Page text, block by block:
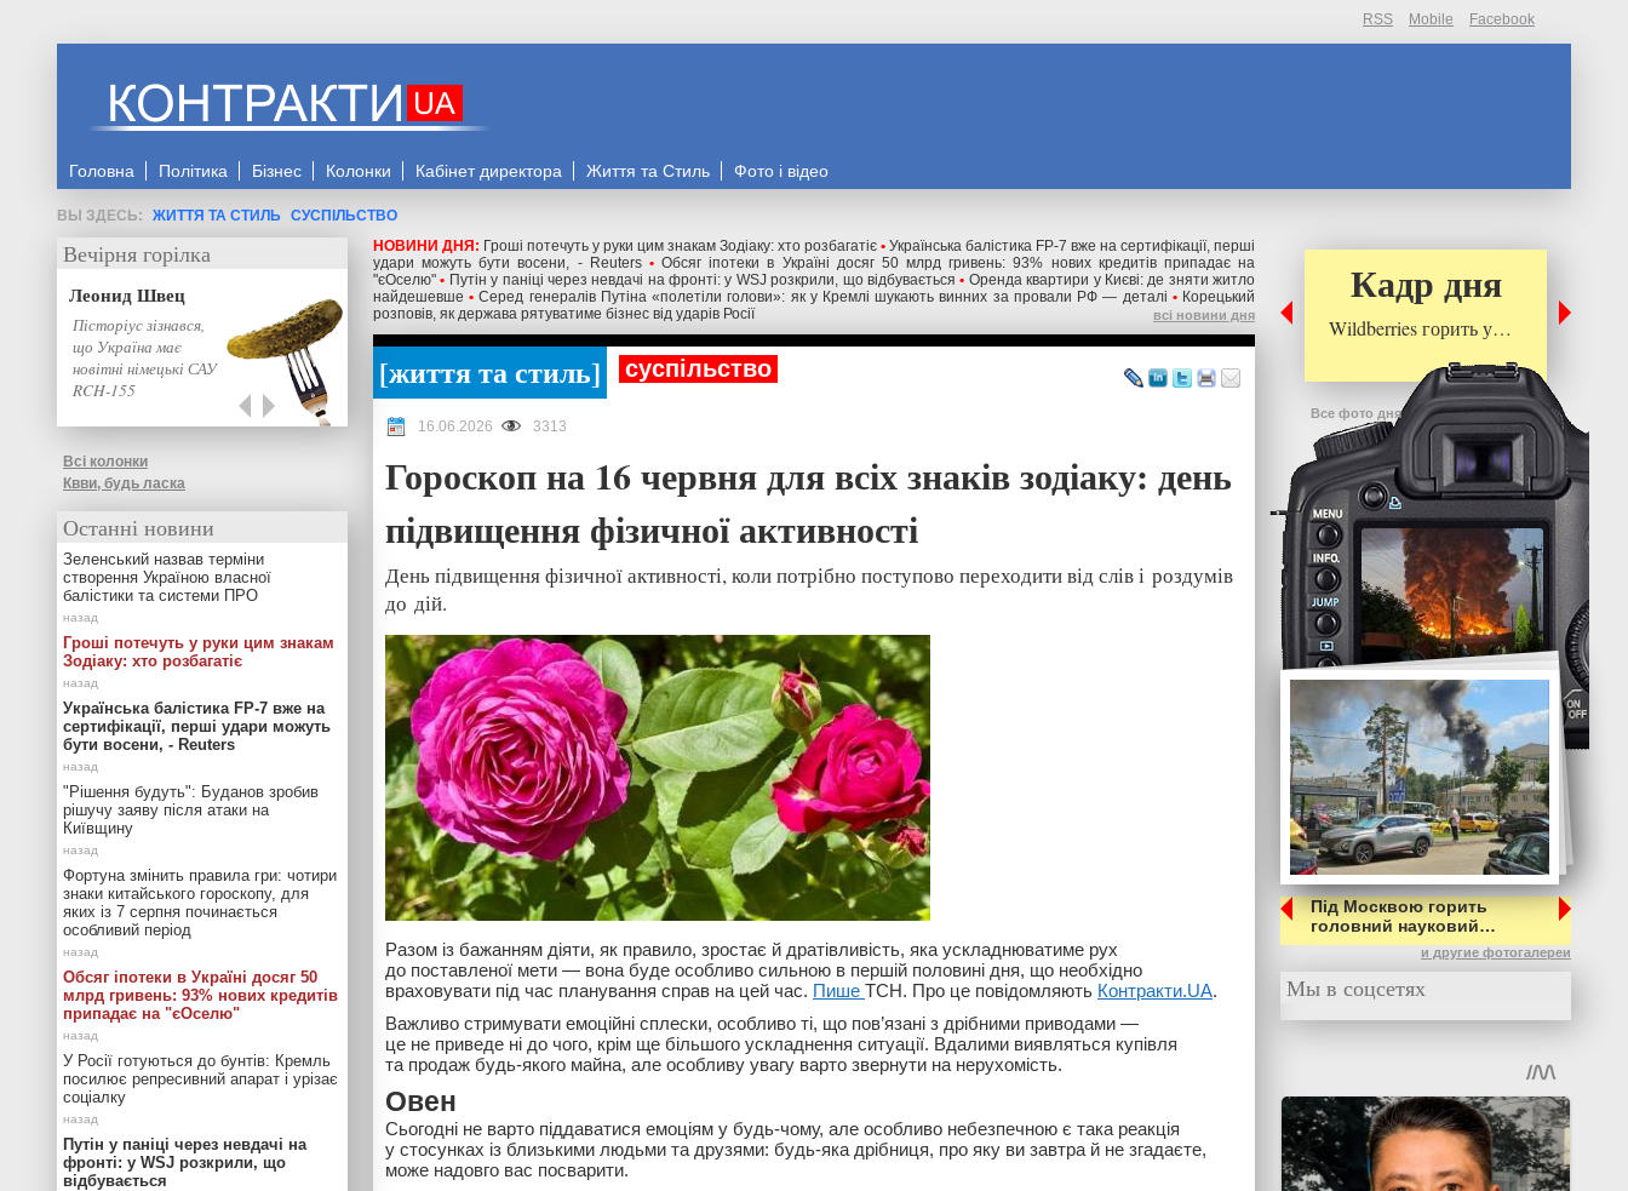
RSS Mobile Facebook
Головна Політика Бізнес Колонки Кабінет директора Життя та Стиль Фото і відео
ЖИТТЯ ТА СТИЛЬ СУСПІЛЬСТВО
НОВИНИ ДНЯ: Гроші потечуть у руки цим знакам Зодіаку: хто розбагатіє • Українська балістика FP-7 вже на сертифікації, перші
удари можуть бути восени, - Reuters • Обсяг іпотеки в Україні досяг 50 млрд гривень: 93% нових кредитів припадає на
"єОселю" • Путін у паніці через невдачі на фронті: у WSJ розкрили, що відбувається • Оренда квартири у Києві: де зняти житло
найдешевше • Серед генералів Путіна «полетіли голови»: як у Кремлі шукають винних за провали РФ — деталі • Корецький
розповів, як держава рятуватиме бізнес від ударів Росії
всі новини дня
життя та стиль суспільство
16.06.2026 3313
Гороскоп на 16 червня для всіх знаків зодіаку: день
підвищення фізичної активності
День підвищення фізичної активності, коли потрібно поступово переходити від слів і роздумів
до дій.
Разом із бажанням діяти, як правило, зростає й дратівливість, яка ускладнюватиме рух
до поставленої мети — вона буде особливо сильною в першій половині дня, що необхідно
враховувати під час планування справ на цей час. Пише ТСН. Про це повідомляють Контракти.UA.
Важливо стримувати емоційні сплески, особливо ті, що пов’язані з дрібними приводами —
це не приведе ні до чого, крім ще більшого ускладнення ситуації. Вдалими виявляться купівля
та продаж будь-якого майна, але особливу увагу варто звернути на нерухомість.
Овен
Сьогодні не варто піддаватися емоціям у будь-чому, але особливо небезпечною є така реакція
у стосунках із близькими людьми та друзями: будь-яка дрібниця, про яку ви завтра й не згадаєте,
може надовго вас посварити.
Вечірня горілка
Леонид Швец
Пісторіус зізнався,
що Україна має
новітні німецькі САУ
RCH-155
Всі колонки
Квви, будь ласка
Останні новини
Зеленський назвав терміни
створення Україною власної
балістики та системи ПРО
Гроші потечуть у руки цим знакам
Зодіаку: хто розбагатіє
Українська балістика FP-7 вже на
сертифікації, перші удари можуть
бути восени, - Reuters
"Рішення будуть": Буданов зробив
рішучу заяву після атаки на
Київщину
Фортуна змінить правила гри: чотири
знаки китайського гороскопу, для
яких із 7 серпня починається
особливий період
Обсяг іпотеки в Україні досяг 50
млрд гривень: 93% нових кредитів
припадає на "єОселю"
У Росії готуються до бунтів: Кремль
посилює репресивний апарат і урізає
соціалку
Путін у паніці через невдачі на
фронті: у WSJ розкрили, що
відбувається
Кадр дня
Wildberries горить у…
Все фото дня
Під Москвою горить
головний науковий…
и другие фотогалереи
Мы в соцсетях